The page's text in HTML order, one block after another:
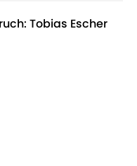
Tobias Escher